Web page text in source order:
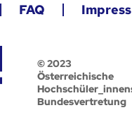
FAQ
© 2023
Österreichische
Bundesvertretung